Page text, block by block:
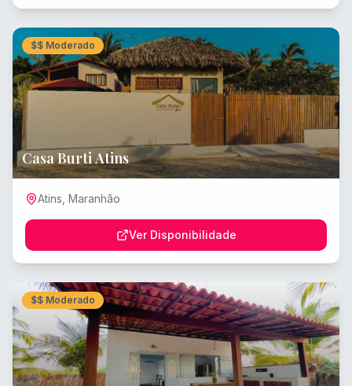
$$ Moderado
Casa Burti Atins
Atins Maranhão
Ver Disponibilidade
$$ Moderado